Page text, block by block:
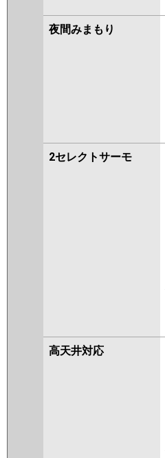
夜間みまもり
2セレクトサーモ
高天井対応